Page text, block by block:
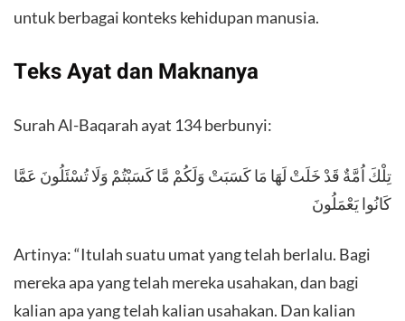
untuk berbagai konteks kehidupan manusia.
Teks Ayat dan Maknanya
Surah Al-Baqarah ayat 134 berbunyi:
تِلْكَ اُمَّةٌ قَدْ خَلَتْ لَهَا مَا كَسَبَتْ وَلَكُمْ مَّا كَسَبْتُمْ وَلَا تُسْئَلُونَ عَمَّا
كَانُوا يَعْمَلُونَ
Artinya: “Itulah suatu umat yang telah berlalu. Bagi
mereka apa yang telah mereka usahakan, dan bagi
kalian apa yang telah kalian usahakan. Dan kalian